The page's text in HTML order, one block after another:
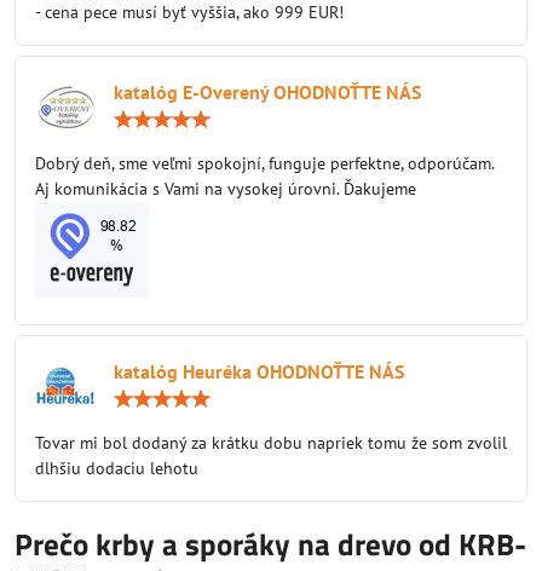
- cena pece musí byť vyššia, ako 999 EUR!
katalóg E-Overený OHODNOŤTE NÁS
5
Dobrý deň, sme veľmi spokojní, funguje perfektne, odporúčam.
Aj komunikácia s Vami na vysokej úrovni. Ďakujeme
katalóg Heuréka OHODNOŤTE NÁS
5
Tovar mi bol dodaný za krátku dobu napriek tomu že som zvolil
dlhšiu dodaciu lehotu
Prečo krby a sporáky na drevo od KRB-